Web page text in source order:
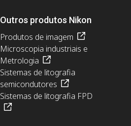
Outros produtos Nikon
Produtos de imagem
Microscopia industriais e
Metrologia
Sistemas de litografia
semicondutores
Sistemas de litografia FPD